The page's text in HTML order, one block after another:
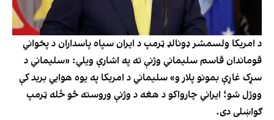
د امریکا ولسمشر ډونالډ ټرمپ د ایران سپاه پاسداران د پخواني
قوماندان قاسم سلیماني وژنې ته په اشارې ویلي: «سلیماني د
سړک غاړې بمونو پلار و» سلیماني د امریکا په یوه هوايي برید کې
ووژل شو؛ ایراني چارواکو د هغه د وژنې وروسته څو ځله ټرمپ
ګواښلی دی.